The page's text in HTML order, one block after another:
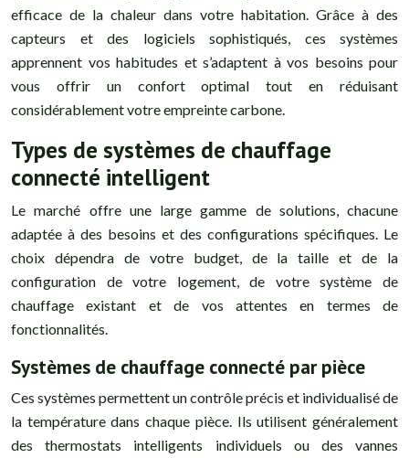
efficace de la chaleur dans votre habitation. Grâce à des
capteurs et des logiciels sophistiqués, ces systèmes
apprennent vos habitudes et s’adaptent à vos besoins pour
vous offrir un confort optimal tout en réduisant
considérablement votre empreinte carbone.
Types de systèmes de chauffage
connecté intelligent
Le marché offre une large gamme de solutions, chacune
adaptée à des besoins et des configurations spécifiques. Le
choix dépendra de votre budget, de la taille et de la
configuration de votre logement, de votre système de
chauffage existant et de vos attentes en termes de
fonctionnalités.
Systèmes de chauffage connecté par pièce
Ces systèmes permettent un contrôle précis et individualisé de
la température dans chaque pièce. Ils utilisent généralement
des thermostats intelligents individuels ou des vannes